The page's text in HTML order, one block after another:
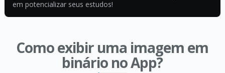
em potencializar seus estudos!
Como exibir uma imagem em
binário no App?